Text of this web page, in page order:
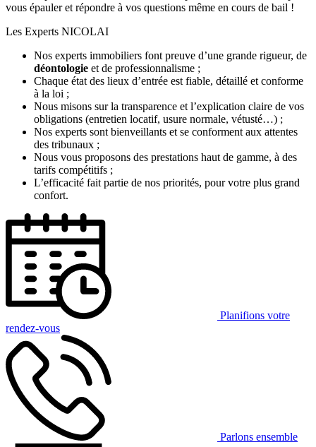
vous épauler et répondre à vos questions même en cours de bail !
Les Experts NICOLAI
Nos experts immobiliers font preuve d’une grande rigueur, de
déontologie et de professionnalisme ;
Chaque état des lieux d’entrée est fiable, détaillé et conforme
à la loi ;
Nous misons sur la transparence et l’explication claire de vos
obligations (entretien locatif, usure normale, vétusté…) ;
Nos experts sont bienveillants et se conforment aux attentes
des tribunaux ;
Nous vous proposons des prestations haut de gamme, à des
tarifs compétitifs ;
L’efficacité fait partie de nos priorités, pour votre plus grand
confort.
Planifions votre
rendez-vous
Parlons ensemble